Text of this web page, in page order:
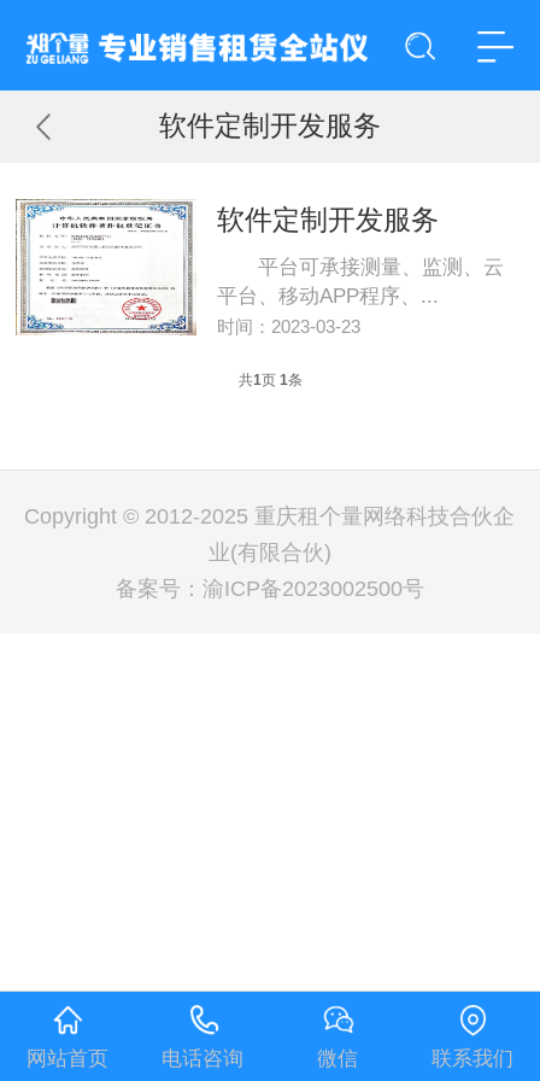
软件定制开发服务
软件定制开发服务
平台可承接测量、监测、云
平台、移动APP程序、...
时间：2023-03-23
共1页 1条
Copyright © 2012-2025 重庆租个量网络科技合伙企
业(有限合伙)
备案号： 渝ICP备2023002500号
网站首页 电话咨询 微信 联系我们